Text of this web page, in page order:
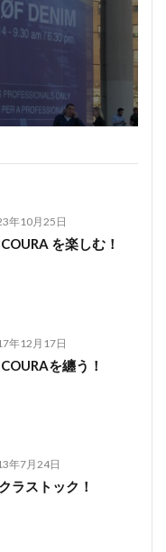
年10月25日
を楽しむ！
年12月17日
を纏う！
年7月24日
ラストック！